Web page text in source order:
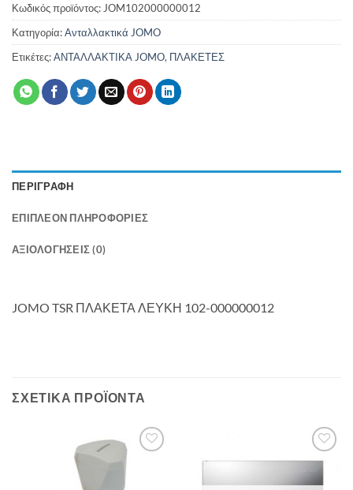
Κωδικός προϊόντος: JOM102000000012
Κατηγορία:Ανταλλακτικά JOMO
Ετικέτες:ΑΝΤΑΛΛΑΚΤΙΚΑ JOMO, ΠΛΑΚΕΤΕΣ
ΠΕΡΙΓΡΑΦΗ
ΕΠΙΠΛΕΟΝ ΠΛΗΡΟΦΟΡΙΕΣ
ΑΞΙΟΛΟΓΗΣΕΙΣ (0)
JOMO TSR ΠΛΑΚΕΤΑ ΛΕΥΚΗ 102-000000012
ΣΧΕΤΙΚΑ ΠΡΟΪΟΝΤΑ
Προσθήκη
στη λίστα
Προσθήκη
στη λίστα
επιθυμιών